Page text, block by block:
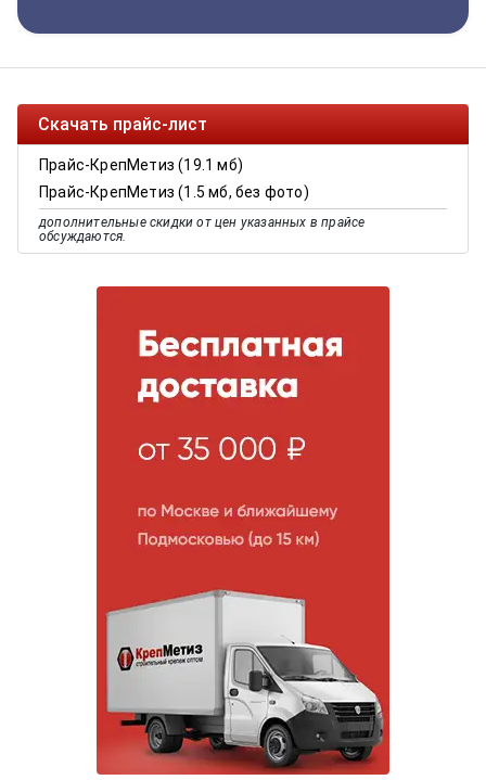
Скачать прайс-лист
Прайс-КрепМетиз (19.1 мб)
Прайс-КрепМетиз (1.5 мб, без фото)
дополнительные скидки от цен указанных в прайсе
обсуждаются.